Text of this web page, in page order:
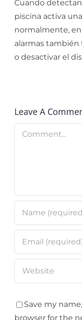
Cuando
piscina activa
normalmente, en
alarmas
o desactivar el
Leave A
Comment
Save my
browser for the